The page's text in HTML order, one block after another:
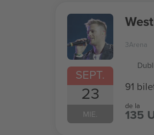
SEPT.
23
MIE.
3Arena
91
de la
135